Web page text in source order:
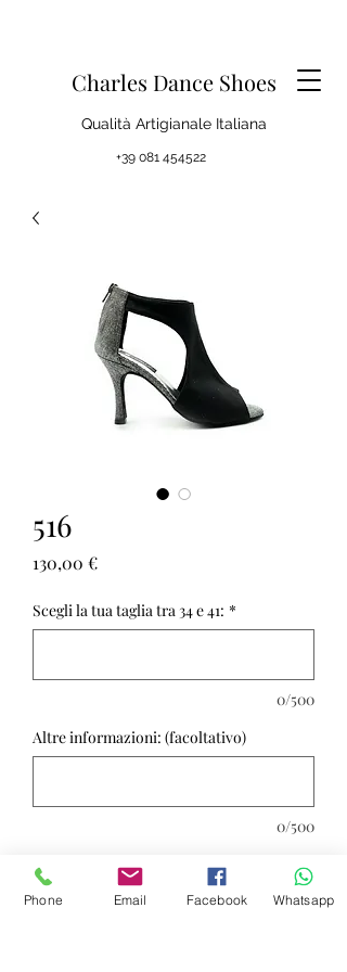
Charles Dance Shoes
Qualità Artigianale Italiana
+39 081 454522
516
130,00 €Prezzo
Scegli la tua taglia tra 34 e 41: *
0/500
Altre informazioni: (facoltativo)
0/500
Quantità
Phone Email Facebook Whatsapp